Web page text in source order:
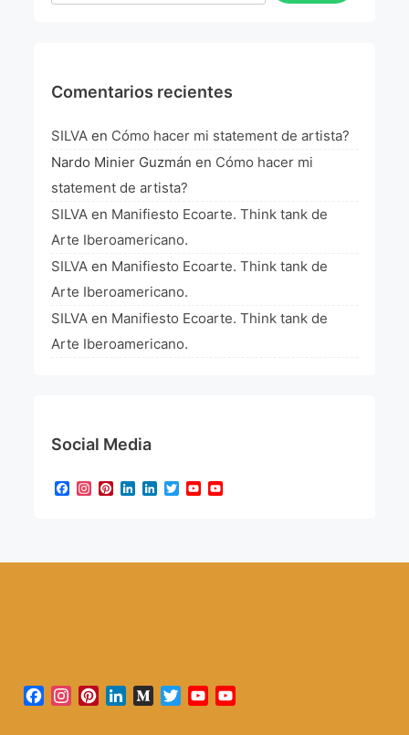
Comentarios recientes
SILVA en Cómo hacer mi statement de artista?
Nardo Minier Guzmán en Cómo hacer mi
statement de artista?
SILVA en Manifiesto Ecoarte. Think tank de
Arte Iberoamericano.
SILVA en Manifiesto Ecoarte. Think tank de
Arte Iberoamericano.
SILVA en Manifiesto Ecoarte. Think tank de
Arte Iberoamericano.
Social Media
Facebook
Instagram
Pinterest
LinkedIn
LinkedIn
TwitterYouTube
Facebook
Instagram
PinterestLinkedInMediumTwitterYouTube